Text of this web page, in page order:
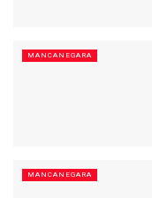
MANCANEGARA
MANCANEGARA